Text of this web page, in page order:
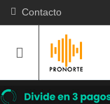
Contacto